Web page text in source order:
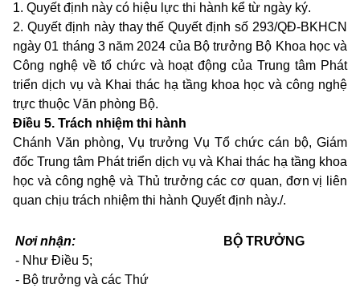
1. Quyết định này có hiệu lực thi hành kể từ ngày ký.
2. Quyết định này thay thế Quyết định số 293/QĐ-BKHCN
ngày 01 tháng 3 năm 2024 của Bộ trưởng Bộ Khoa học và
Công nghệ về tổ chức và hoạt động của Trung tâm Phát
triển dịch vụ và Khai thác hạ tầng khoa học và công nghệ
trực thuộc Văn phòng Bộ.
Điều 5. Trách nhiệm thi hành
Chánh Văn phòng, Vụ trưởng Vụ Tổ chức cán bộ, Giám
đốc Trung tâm Phát triển dịch vụ và Khai thác hạ tầng khoa
học và công nghệ và Thủ trưởng các cơ quan, đơn vị liên
quan chịu trách nhiệm thi hành Quyết định này./.
Nơi nhận:
- Như Điều 5;
- Bộ trưởng và các Thứ
BỘ TRƯỞNG